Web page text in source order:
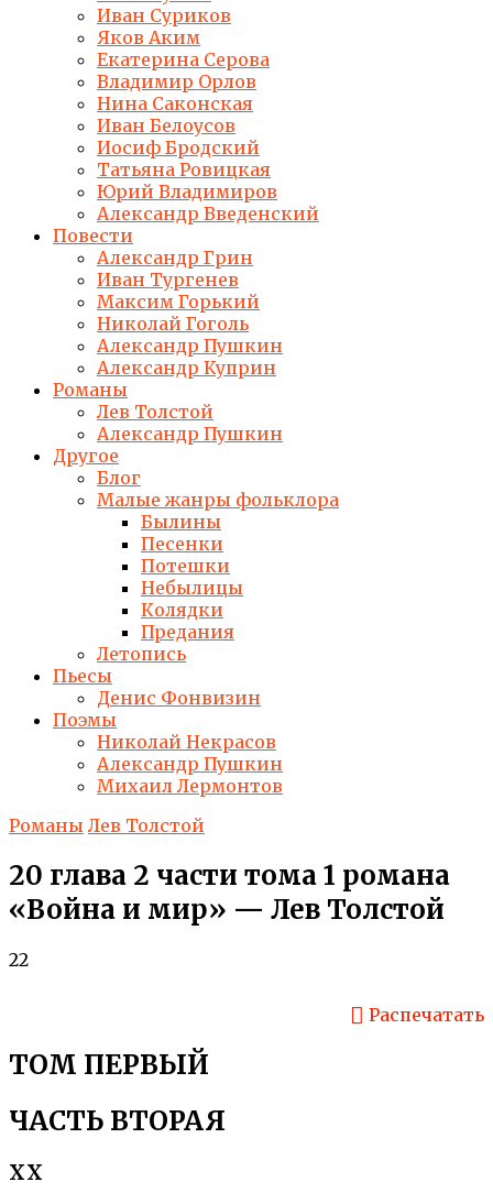
Иван Суриков
Яков Аким
Екатерина Серова
Владимир Орлов
Нина Саконская
Иван Белоусов
Иосиф Бродский
Татьяна Ровицкая
Юрий Владимиров
Александр Введенский
Повести
Александр Грин
Иван Тургенев
Максим Горький
Николай Гоголь
Александр Пушкин
Александр Куприн
Романы
Лев Толстой
Александр Пушкин
Другое
Блог
Малые жанры фольклора
Былины
Песенки
Потешки
Небылицы
Колядки
Предания
Летопись
Пьесы
Денис Фонвизин
Поэмы
Николай Некрасов
Александр Пушкин
Михаил Лермонтов
Романы Лев Толстой
20 глава 2 части тома 1 романа
«Война и мир» — Лев Толстой
22
Распечатать
ТОМ ПЕРВЫЙ
ЧАСТЬ ВТОРАЯ
XX